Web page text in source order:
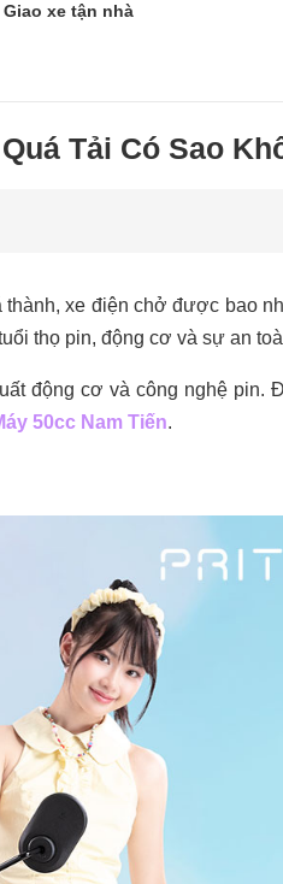
Giao xe tận nhà
Tải Có Sao
xe điện chở được bao
thọ pin, động cơ và sự an
động cơ và công nghệ pin.
50cc Nam Tiến.